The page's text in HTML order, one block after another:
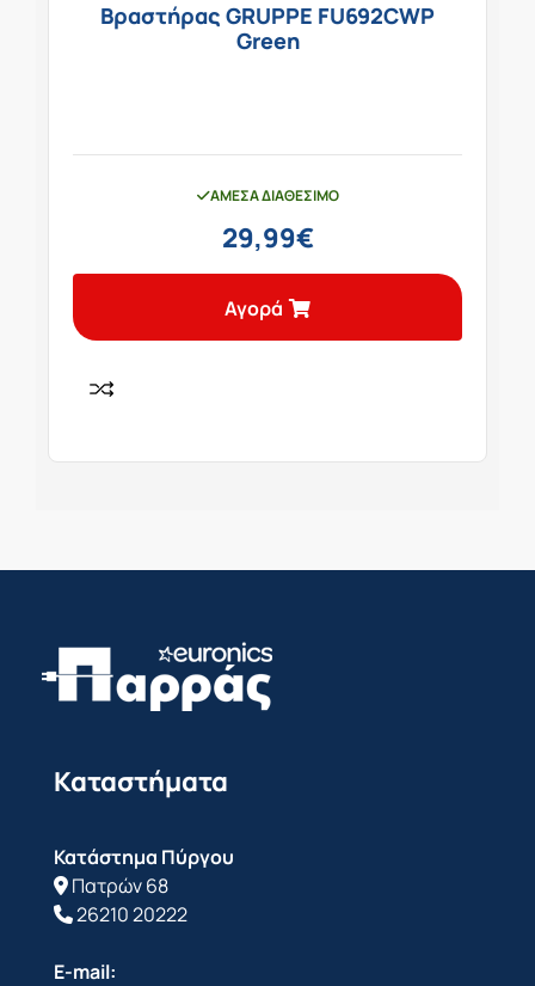
Βραστήρας GRUPPE FU692CWP
Green
ΆΜΕΣΑ ΔΙΑΘΈΣΙΜΟ
29,99€
Αγορά
Καταστήματα
Κατάστημα Πύργου
Πατρών 68
26210 20222
E-mail: